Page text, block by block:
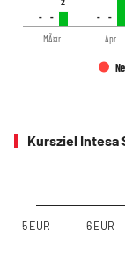
-- --
-- --
MÃ¤r Apr
Kursziel Intesa
5 EUR 6 EUR